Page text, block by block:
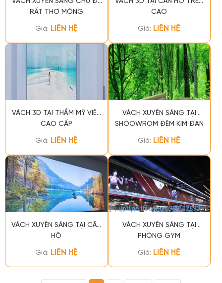
RẤT THƠ MỘNG
Giá: LIÊN HỆ
CAO
Giá: LIÊN HỆ
VÁCH 3D TẠI THẨM MỸ VIỆN
CAO CẤP
Giá: LIÊN HỆ
VÁCH XUYÊN SÁNG TẠI
SHOOWROM ĐỆM KIM ĐAN
Giá: LIÊN HỆ
VÁCH XUYÊN SÁNG TẠI CĂN
HỘ
Giá: LIÊN HỆ
VÁCH XUYÊN SÁNG TẠI
PHÒNG GYM
Giá: LIÊN HỆ